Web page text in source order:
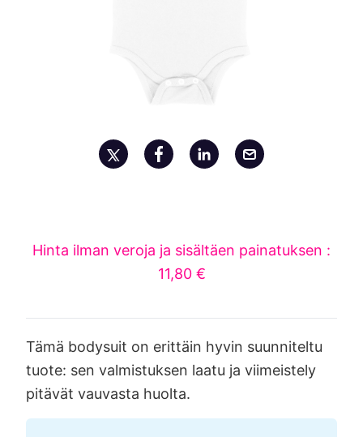
Hinta ilman veroja ja sisältäen painatuksen :
11,80 €
Tämä bodysuit on erittäin hyvin suunniteltu
tuote: sen valmistuksen laatu ja viimeistely
pitävät vauvasta huolta.